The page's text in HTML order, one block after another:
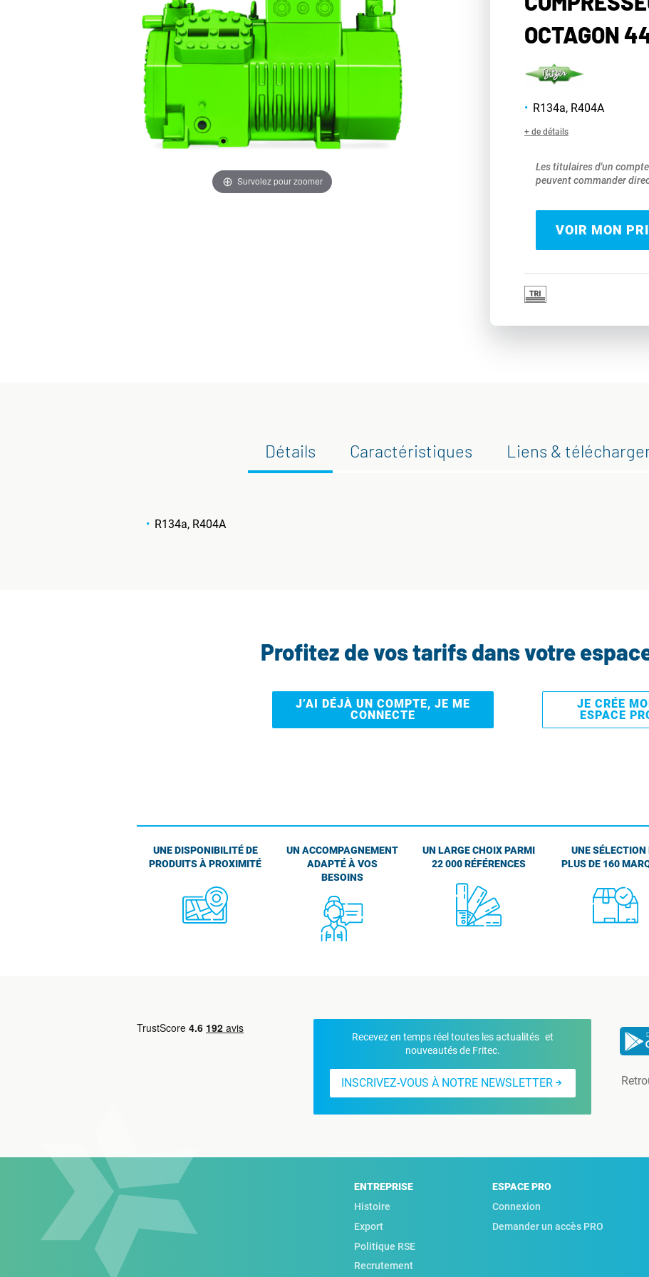
Survolez pour zoomer
OCTAGON
R134a, R404A
+ de détails
Les titulaires d'un
peuvent commander
VOIR MON
Détails Caractéristiques Liens &
R134a, R404A
Profitez de vos tarifs dans votre
J’AI DÉJÀ UN COMPTE, JE ME
CONNECTE
JE CRÉE
ESPACE
UNE DISPONIBILITÉ DE
PRODUITS À PROXIMITÉ
UN ACCOMPAGNEMENT
ADAPTÉ À VOS
BESOINS
UN LARGE CHOIX PARMI
22 000 RÉFÉRENCES
UNE SÉLECTION
PLUS DE 160
Recevez en temps réel toutes les actualités et
nouveautés de Fritec.
INSCRIVEZ-VOUS À NOTRE NEWSLETTER
ENTREPRISE
Histoire
Export
Politique RSE
Recrutement
ESPACE PRO
Connexion
Demander un accès PRO